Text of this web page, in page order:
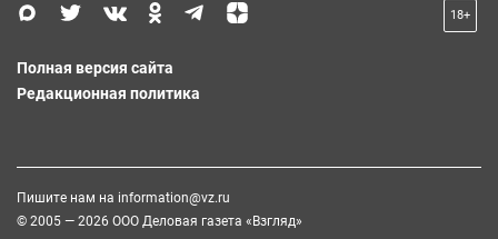
18+
Полная версия сайта
Редакционная политика
Пишите нам на information@vz.ru
© 2005 — 2026 ООО Деловая газета «Взгляд»